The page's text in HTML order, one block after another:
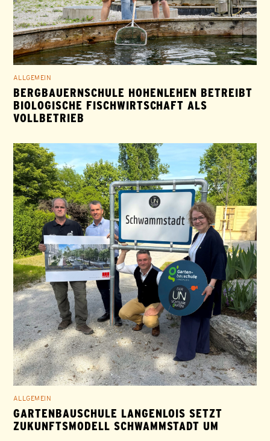
ALLGEMEIN
BERGBAUERNSCHULE HOHENLEHEN BETREIBT
BIOLOGISCHE FISCHWIRTSCHAFT ALS
VOLLBETRIEB
ALLGEMEIN
GARTENBAUSCHULE LANGENLOIS SETZT
ZUKUNFTSMODELL SCHWAMMSTADT UM